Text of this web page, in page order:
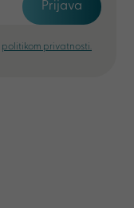
Prijava
politikom privatnosti.